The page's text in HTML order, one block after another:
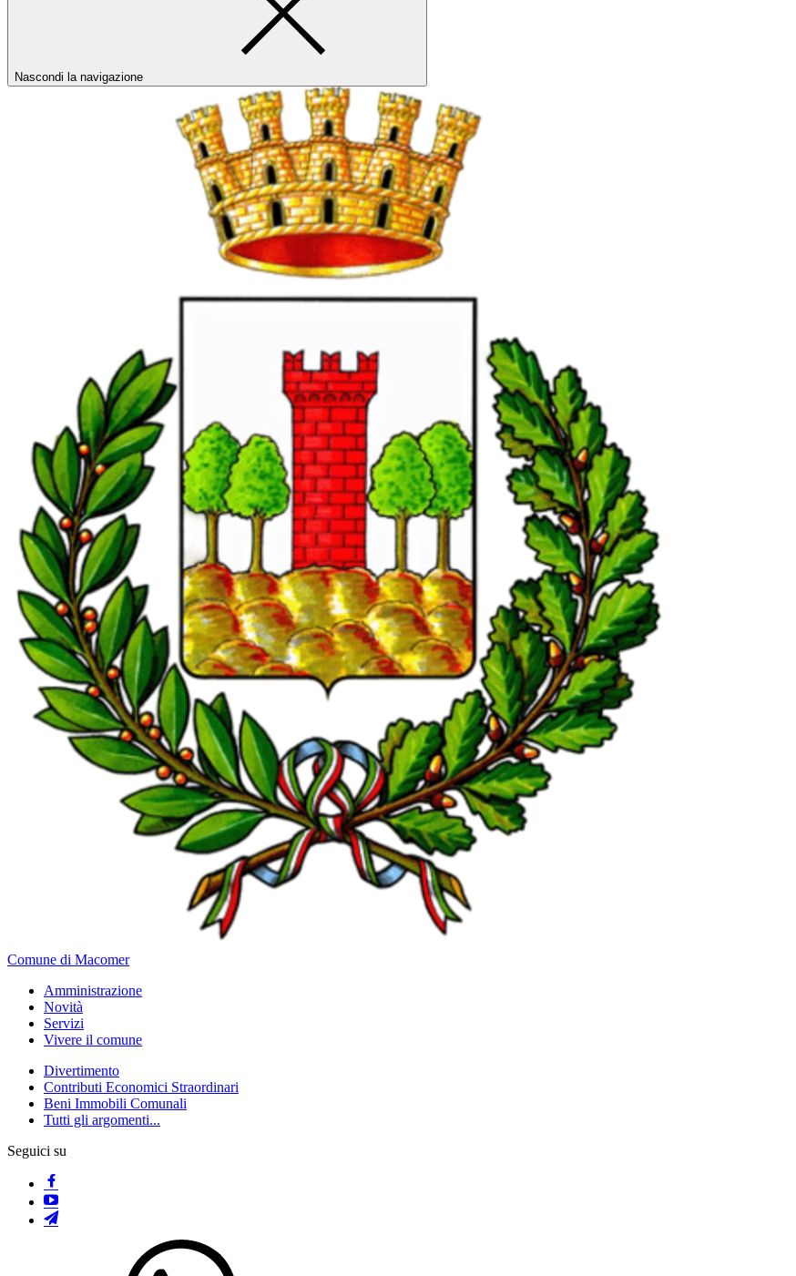
Nascondi la navigazione
Comune di Macomer
Amministrazione
Novità
Servizi
Vivere il comune
Divertimento
Contributi Economici Straordinari
Beni Immobili Comunali
Tutti gli argomenti...
Seguici su